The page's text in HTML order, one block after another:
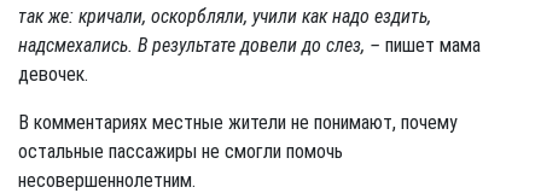
так же: кричали, оскорбляли, учили как надо ездить,
надсмехались. В результате довели до слез, – пишет мама
девочек.
В комментариях местные жители не понимают, почему
остальные пассажиры не смогли помочь
несовершеннолетним.